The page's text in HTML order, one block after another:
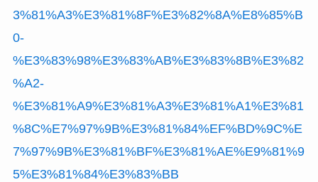
3%81%A3%E3%81%8F%E3%82%8A%E8%85%B
0-
%E3%83%98%E3%83%AB%E3%83%8B%E3%82
%A2-
%E3%81%A9%E3%81%A3%E3%81%A1%E3%81
%8C%E7%97%9B%E3%81%84%EF%BD%9C%E
7%97%9B%E3%81%BF%E3%81%AE%E9%81%9
5%E3%81%84%E3%83%BB